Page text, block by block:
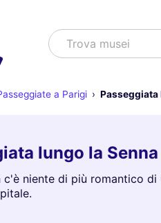
Cercare
Trova spettacoli
a Parigi Passeggiata
lungo la Senna
c'è niente di più romantico